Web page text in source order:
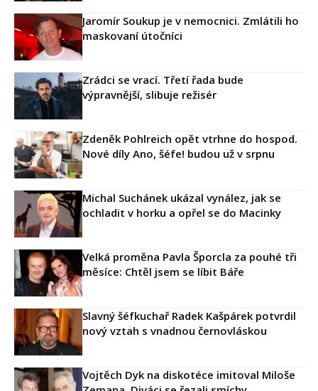
Jaromír Soukup je v nemocnici. Zmlátili ho
maskovaní útočníci
Zrádci se vrací. Třetí řada bude
výpravnější, slibuje režisér
Zdeněk Pohlreich opět vtrhne do hospod.
Nové díly Ano, šéfe! budou už v srpnu
Michal Suchánek ukázal vynález, jak se
ochladit v horku a opřel se do Macinky
Velká proměna Pavla Šporcla za pouhé tři
měsíce: Chtěl jsem se líbit Báře
Slavný šéfkuchař Radek Kašpárek potvrdil
nový vztah s vnadnou černovláskou
Vojtěch Dyk na diskotéce imitoval Miloše